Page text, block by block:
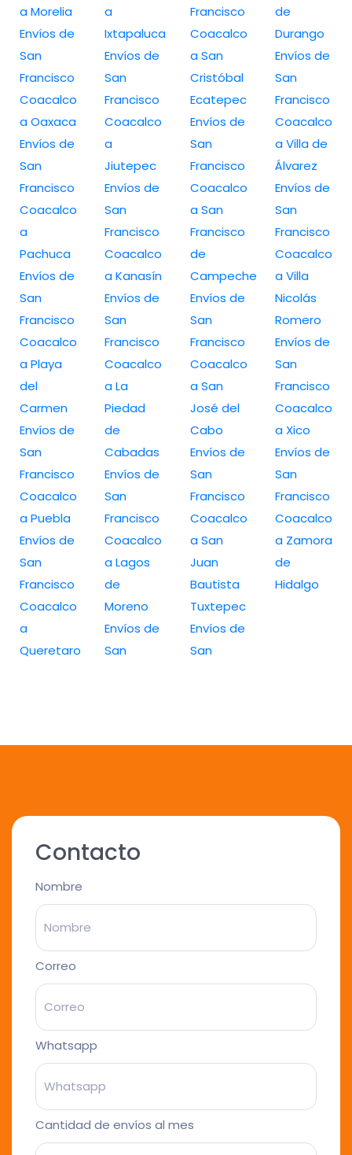
a Morelia
Envíos de
San
Francisco
Coacalco
a Oaxaca
Envíos de
San
Francisco
Coacalco
a
Pachuca
Envíos de
San
Francisco
Coacalco
a Playa
del
Carmen
Envíos de
San
Francisco
Coacalco
a Puebla
Envíos de
San
Francisco
Coacalco
a
Queretaro
a
Ixtapaluca
Envíos de
San
Francisco
Coacalco
a
Jiutepec
Envíos de
San
Francisco
Coacalco
a Kanasín
Envíos de
San
Francisco
Coacalco
a La
Piedad
de
Cabadas
Envíos de
San
Francisco
Coacalco
a Lagos
de
Moreno
Envíos de
San
Francisco
Coacalco
a San
Cristóbal
Ecatepec
Envíos de
San
Francisco
Coacalco
a San
Francisco
de
Campeche
Envíos de
San
Francisco
Coacalco
a San
José del
Cabo
Envíos de
San
Francisco
Coacalco
a San
Juan
Bautista
Tuxtepec
Envíos de
San
de
Durango
Envíos de
San
Francisco
Coacalco
a Villa de
Álvarez
Envíos de
San
Francisco
Coacalco
a Villa
Nicolás
Romero
Envíos de
San
Francisco
Coacalco
a Xico
Envíos de
San
Francisco
Coacalco
a Zamora
de
Hidalgo
Contacto
Nombre
Correo
Whatsapp
Cantidad de envíos al mes